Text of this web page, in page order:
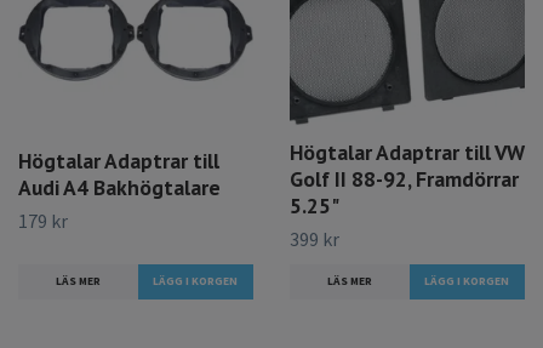
Högtalar Adaptrar till
Audi A4 Bakhögtalare
179 kr
LÄS MER
Högtalar Adaptrar till VW
Golf II 88-92, Framdörrar
5.25"
399 kr
LÄS MER